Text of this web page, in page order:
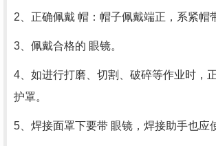
2、正确佩戴 帽：帽子佩戴端正，系紧帽
3、佩戴合格的 眼镜。
4、如进行打磨、切割、破碎等作业时，
护罩。
5、焊接面罩下要带 眼镜，焊接助手也应